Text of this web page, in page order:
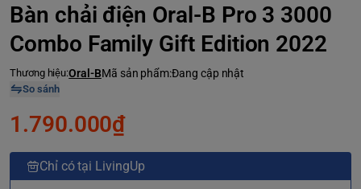
Bàn chải điện Oral-B Pro 3 3000
Combo Family Gift Edition 2022
Thương hiệu:Oral-BMã sản phẩm:Đang cập nhật
So sánh
1.790.000₫
Chỉ có tại LivingUp